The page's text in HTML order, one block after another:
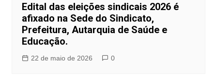
Edital das eleições sindicais 2026 é
afixado na Sede do Sindicato,
Prefeitura, Autarquia de Saúde e
Educação.
22 de maio de 2026 0